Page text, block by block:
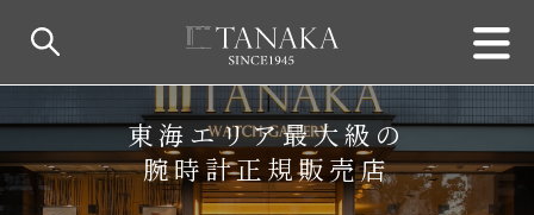
東海エリア最大級の
腕時計正規販売店